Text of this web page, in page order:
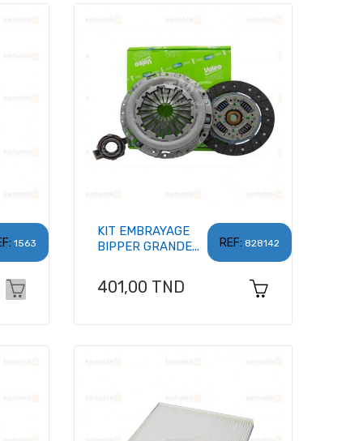
1563 REF: 828142
KIT EMBRAYAGE
BIPPER GRANDE...
Prix
401,00 TND